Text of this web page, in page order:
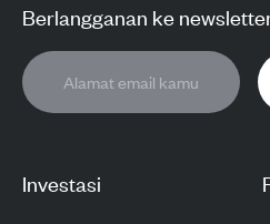
Investasi
Berlangganan ke